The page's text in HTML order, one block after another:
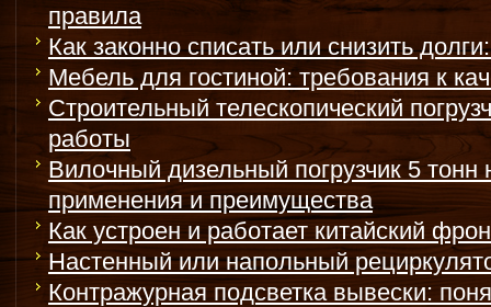
правила
Как законно списать или снизить
Мебель для гостиной: требования к
Строительный телескопический
работы
Вилочный дизельный погрузчик 5
применения и преимущества
Как устроен и работает китайский
Настенный или напольный
Контражурная подсветка вывески: